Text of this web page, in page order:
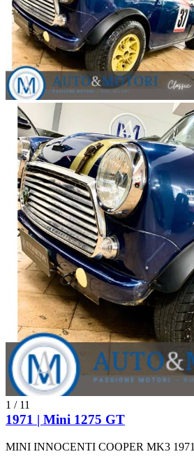
1 / 11
1971 | Mini 1275 GT
MINI INNOCENTI COOPER MK3 1971